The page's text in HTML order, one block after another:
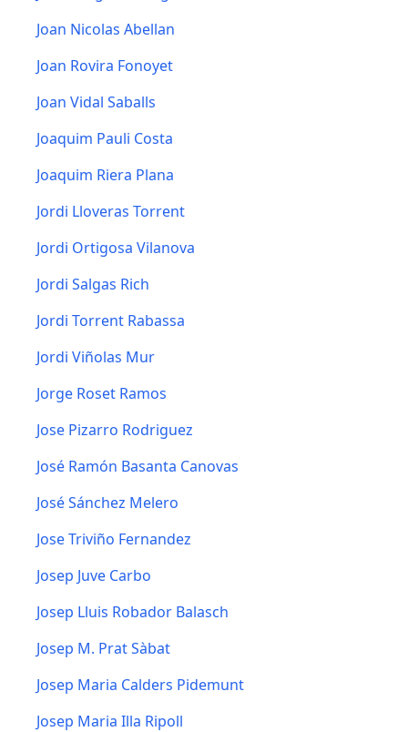
Joan Nicolas Abellan
Joan Rovira Fonoyet
Joan Vidal Saballs
Joaquim Pauli Costa
Joaquim Riera Plana
Jordi Lloveras Torrent
Jordi Ortigosa Vilanova
Jordi Salgas Rich
Jordi Torrent Rabassa
Jordi Viñolas Mur
Jorge Roset Ramos
Jose Pizarro Rodriguez
José Ramón Basanta Canovas
José Sánchez Melero
Jose Triviño Fernandez
Josep Juve Carbo
Josep Lluis Robador Balasch
Josep M. Prat Sàbat
Josep Maria Calders Pidemunt
Josep Maria Illa Ripoll